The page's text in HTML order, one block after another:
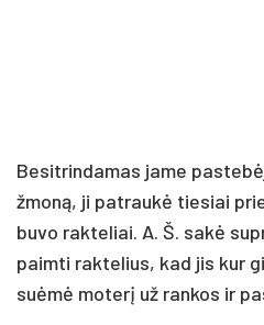
Besitrindamas jame
žmoną, ji patraukė tiesiai
buvo rakteliai. A. Š. sakė
paimti raktelius, kad jis kur
suėmė moterį už rankos ir